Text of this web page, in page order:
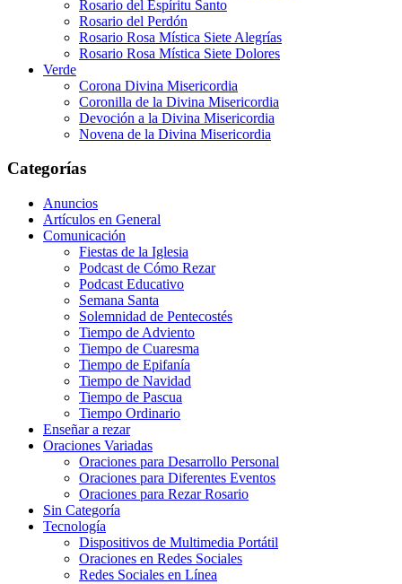
Rosario del Espíritu Santo
Rosario del Perdón
Rosario Rosa Mística Siete Alegrías
Rosario Rosa Mística Siete Dolores
Verde
Corona Divina Misericordia
Coronilla de la Divina Misericordia
Devoción a la Divina Misericordia
Novena de la Divina Misericordia
Categorías
Anuncios
Artículos en General
Comunicación
Fiestas de la Iglesia
Podcast de Cómo Rezar
Podcast Educativo
Semana Santa
Solemnidad de Pentecostés
Tiempo de Adviento
Tiempo de Cuaresma
Tiempo de Epifanía
Tiempo de Navidad
Tiempo de Pascua
Tiempo Ordinario
Enseñar a rezar
Oraciones Variadas
Oraciones para Desarrollo Personal
Oraciones para Diferentes Eventos
Oraciones para Rezar Rosario
Sin Categoría
Tecnología
Dispositivos de Multimedia Portátil
Oraciones en Redes Sociales
Redes Sociales en Línea